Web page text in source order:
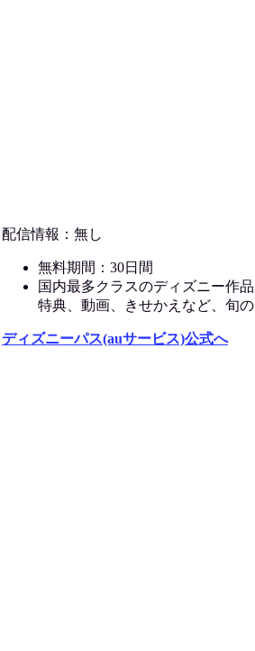
配信情報：無し
無料期間：30日間
国内最多クラスのディズニー作
特典、動画、きせかえなど、旬
ディズニーパス(auサービス)公式へ